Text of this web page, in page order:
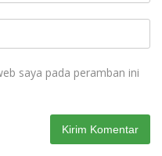
saya pada peramban ini